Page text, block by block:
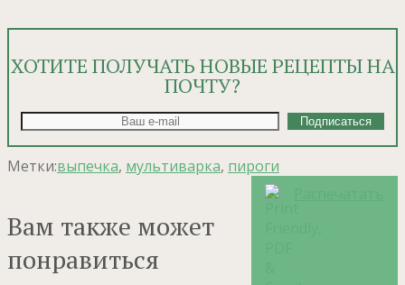
ХОТИТЕ ПОЛУЧАТЬ НОВЫЕ РЕЦЕПТЫ НА
ПОЧТУ?
Метки:выпечка, мультиварка, пироги
Вам также может
понравиться